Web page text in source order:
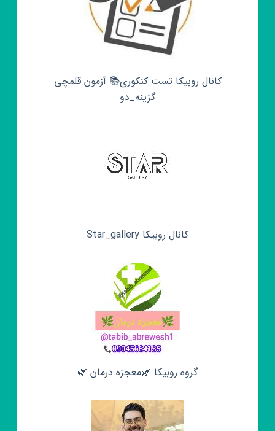
کانال روبیکا تست کنکوری📚 آزمون قلمچی‌‌
گزینه_دو
کانال روبیکا Star_gallery
گروه روبیکا 🌿معجزه درمان 🌿